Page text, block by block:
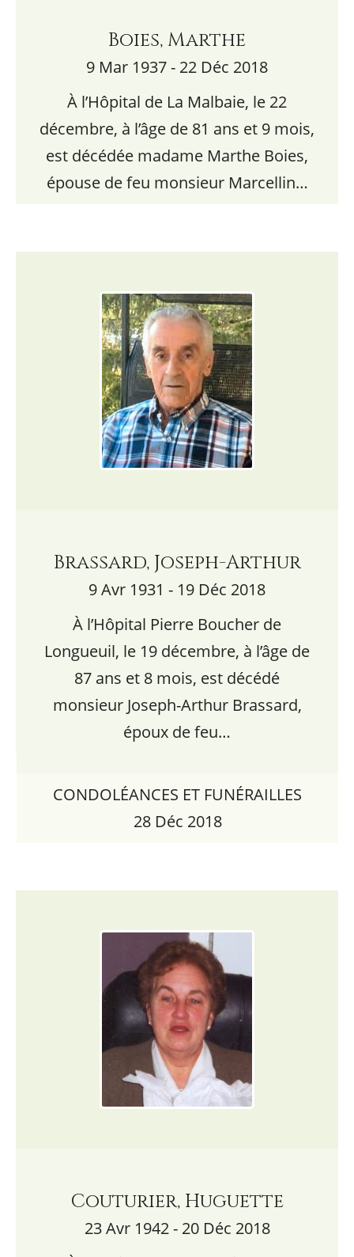
Boies, Marthe
9 Mar 1937 - 22 Déc 2018
À l’Hôpital de La Malbaie, le 22
décembre, à l’âge de 81 ans et 9 mois,
est décédée madame Marthe Boies,
épouse de feu monsieur Marcellin…
Brassard, Joseph-Arthur
9 Avr 1931 - 19 Déc 2018
À l’Hôpital Pierre Boucher de
Longueuil, le 19 décembre, à l’âge de
87 ans et 8 mois, est décédé
monsieur Joseph-Arthur Brassard,
époux de feu…
CONDOLÉANCES ET FUNÉRAILLES
28 Déc 2018
Couturier, Huguette
23 Avr 1942 - 20 Déc 2018